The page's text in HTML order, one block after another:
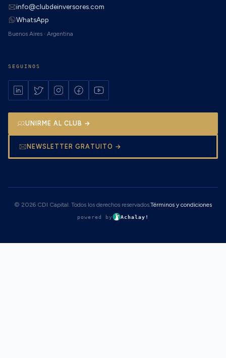
info@clubdeinversores.com
WhatsApp
Buenos Aires · Argentina
SEGUINOS
UNIRME AL CLUB →
NEWSLETTER GRATUITO →
© 2026 CDI Capital. Todos los derechos reservados.Términos y condiciones
powered by Achalay!